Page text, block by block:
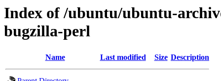
Index of /ubuntu/ubuntu-
bugzilla-perl
Name Last modified Size Description